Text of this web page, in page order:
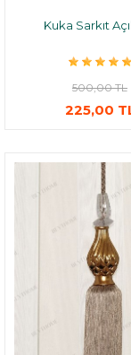
Kuka Sarkıt
500,00 TL
225,00